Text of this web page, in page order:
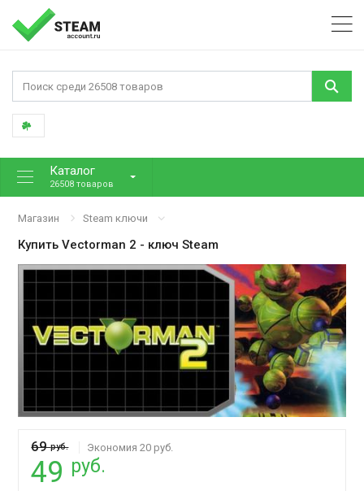
Каталог
26508 товаров
Магазин Steam ключи
КупитьVectorman 2 - ключ Steam
69руб. Экономия 20 руб.
49 руб.